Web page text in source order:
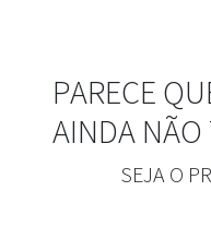
PARECE
AINDA NÃO
SEJA O